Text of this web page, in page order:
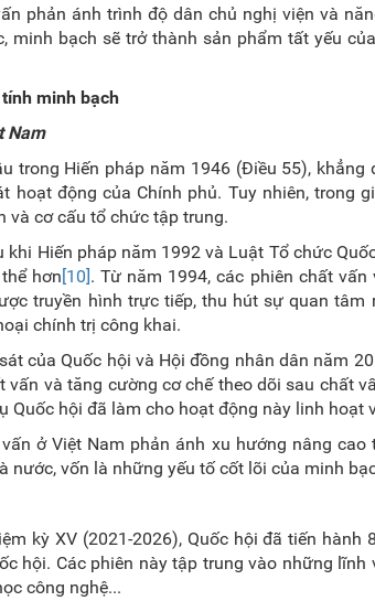
phản ánh trình độ dân chủ nghị viện và
minh bạch sẽ trở thành sản phẩm tất yếu
minh bạch
Nam
trong Hiến pháp năm 1946 (Điều 55), khẳng
động của Chính phủ. Tuy nhiên, trong
và cơ cấu tổ chức tập trung.
Hiến pháp năm 1992 và Luật Tổ chức
hơn[10]. Từ năm 1994, các phiên chất
truyền hình trực tiếp, thu hút sự quan tâm
chính trị công khai.
của Quốc hội và Hội đồng nhân dân năm
và tăng cường cơ chế theo dõi sau chất
hội đã làm cho hoạt động này linh hoạt
ở Việt Nam phản ánh xu hướng nâng cao
vốn là những yếu tố cốt lõi của minh
kỳ XV (2021-2026), Quốc hội đã tiến hành
hội. Các phiên này tập trung vào những lĩnh
công nghệ...